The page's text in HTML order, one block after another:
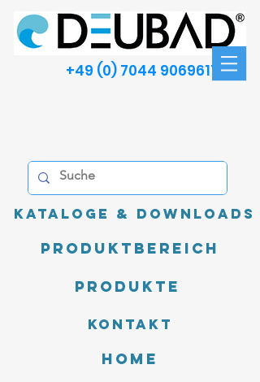
+49 (0) 7044 9069611
Kataloge & Downloads
Produktbereich
Produkte
Kontakt
Home